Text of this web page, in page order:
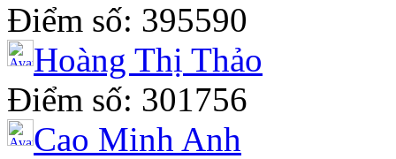
Điểm số: 395590
Hoàng Thị Thảo
Điểm số: 301756
Cao Minh Anh